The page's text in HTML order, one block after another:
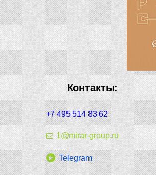
Контакты:
+7 495 514 83 62
1@mirar-group.ru
Telegram